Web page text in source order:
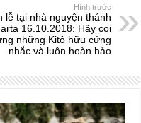
Hình trước
lễ tại nhà nguyện thánh
16.10.2018: Hãy coi
những Kitô hữu cứng
nhắc và luôn hoàn hảo